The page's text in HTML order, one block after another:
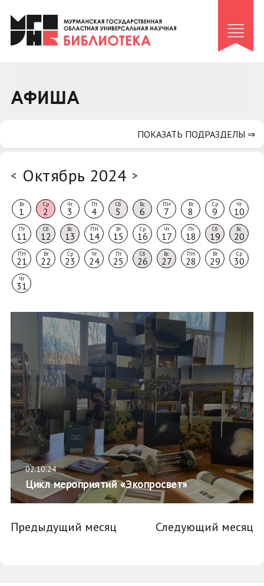
Клуб «Гиря и сельдерей»
Клуб «Семейный архив»
Коллегам
АФИША
< Октябрь 2024 >
Вт
1
Ср
2
Чт
3
Пт
4
Сб
5
Вс
6
ПН
7
Вт
8
Ср
9
Чт
10
Пт
11
Сб
12
Вс
13
ПН
14
Вт
15
Ср
16
Чт
17
Пт
18
Сб
19
Вс
20
ПН
21
Вт
22
Ср
23
Чт
24
Пт
25
Сб
26
Вс
27
ПН
28
Вт
29
Ср
30
Чт
31
02.10.24
Цикл мероприятий «Экопросвет»
Предыдущий месяц Следующий месяц
ПОКАЗАТЬ ПОДРАЗДЕЛЫ ⇒